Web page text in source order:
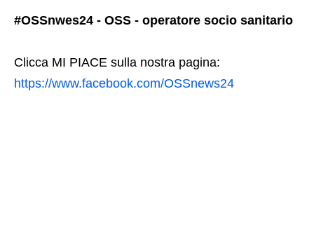
#OSSnwes24 - OSS - operatore socio sanitario
Clicca MI PIACE sulla nostra pagina:
https://www.facebook.com/OSSnews24